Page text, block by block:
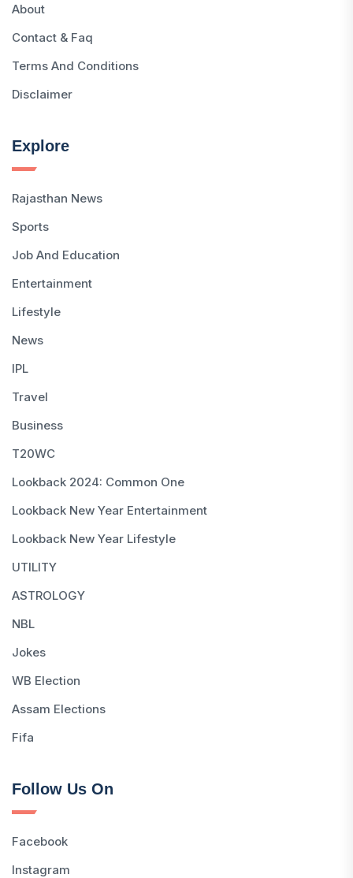
About
Contact & Faq
Terms And Conditions
Disclaimer
Explore
Rajasthan News
Sports
Job And Education
Entertainment
Lifestyle
News
IPL
Travel
Business
T20WC
Lookback 2024: Common One
Lookback New Year Entertainment
Lookback New Year Lifestyle
UTILITY
ASTROLOGY
NBL
Jokes
WB Election
Assam Elections
Fifa
Follow Us On
Facebook
Instagram